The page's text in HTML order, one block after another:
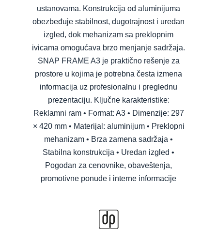
ustanovama. Konstrukcija od aluminijuma
obezbeđuje stabilnost, dugotrajnost i uredan
izgled, dok mehanizam sa preklopnim
ivicama omogućava brzo menjanje sadržaja.
SNAP FRAME A3 je praktično rešenje za
prostore u kojima je potrebna česta izmena
informacija uz profesionalnu i preglednu
prezentaciju. Ključne karakteristike:
Reklamni ram • Format: A3 • Dimenzije: 297
× 420 mm • Materijal: aluminijum • Preklopni
mehanizam • Brza zamena sadržaja •
Stabilna konstrukcija • Uredan izgled •
Pogodan za cenovnike, obaveštenja,
promotivne ponude i interne informacije